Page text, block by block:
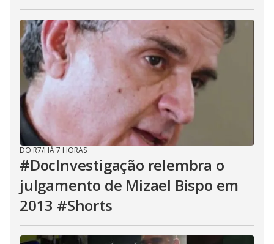
DO R7/HÁ 7 HORAS
#DocInvestigação relembra o
julgamento de Mizael Bispo em
2013 #Shorts